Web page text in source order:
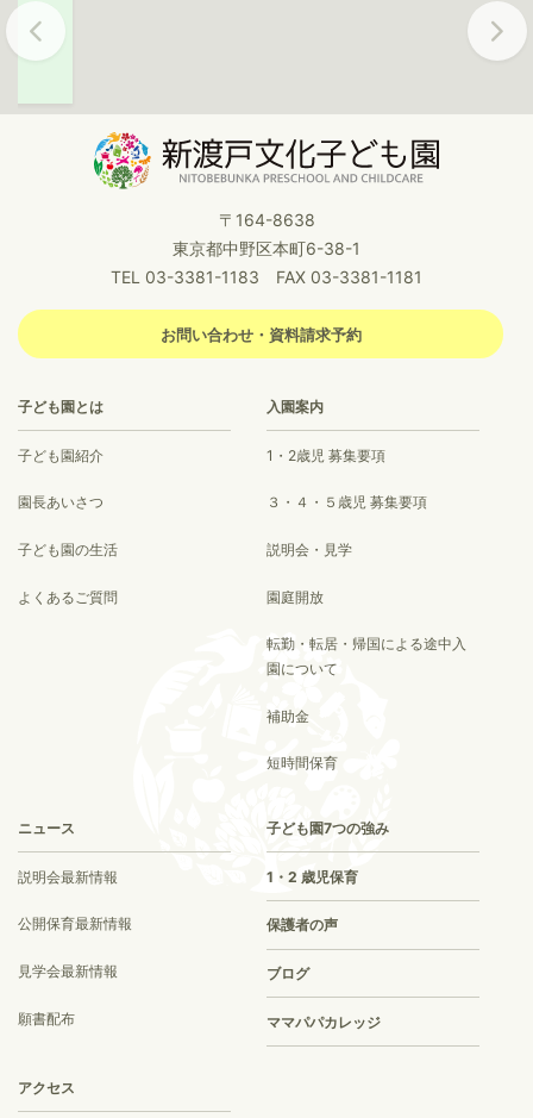
Previous Next
〒164-8638
東京都中野区本町6-38-1
TEL 03-3381-1183 FAX 03-3381-1181
お問い合わせ・資料請求予約
子ども園とは
子ども園紹介
園長あいさつ
子ども園の生活
よくあるご質問
入園案内
1・2歳児 募集要項
３・４・５歳児 募集要項
説明会・見学
園庭開放
転勤・転居・帰国による途中入
園について
補助金
短時間保育
ニュース
説明会最新情報
公開保育最新情報
見学会最新情報
願書配布
子ども園7つの強み
1・2 歳児保育
保護者の声
ブログ
ママパパカレッジ
アクセス